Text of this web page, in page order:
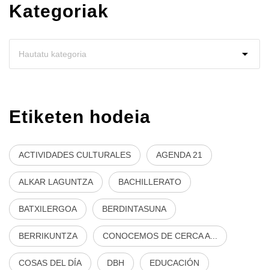
Kategoriak
Etiketen hodeia
ACTIVIDADES CULTURALES AGENDA 21
ALKAR LAGUNTZA BACHILLERATO
BATXILERGOA BERDINTASUNA
BERRIKUNTZA CONOCEMOS DE CERCA A...
COSAS DEL DÍA DBH EDUCACIÓN